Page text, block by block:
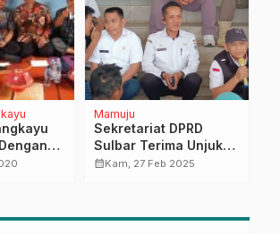
Mamuju
Sekretariat DPRD
Sulbar Terima Unjuk
Rasa Aliansi
calendar_monthKam, 27 Feb 2025